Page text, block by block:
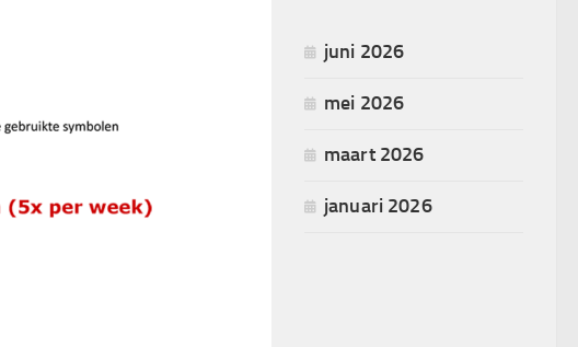
juni 2026
mei 2026
maart 2026
januari 2026